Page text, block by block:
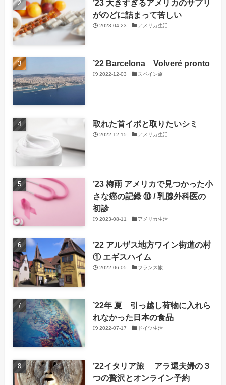
’23 大きすぎるアメリカのサプリ
がのどに詰まって苦しい
2023-04-23 アメリカ生活
’22 Barcelona Volveré pronto
2022-12-03 スペイン旅
取れた首イボと取りたいシミ
2022-12-15 アメリカ生活
’23 梅雨 アメリカで見つかった小
さな癌の記録 ⑩ / 乳腺外科医の
初診
2023-08-11 アメリカ生活
’22 アルザス地方ワイン街道の村
① エギスハイム
2022-06-05 フランス旅
’22年 夏 引っ越し荷物に入れら
れなかった日本の食品
2022-07-17 ドイツ生活
’22イタリア旅 アラ還夫婦の３
つの贅沢とオンライン予約